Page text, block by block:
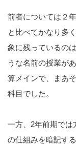
前者については２
と比べてかなり多
象に残っているの
うな名前の授業が
算メインで、まあ
科目でした。
一方、2年前期では
の仕組みを暗記す